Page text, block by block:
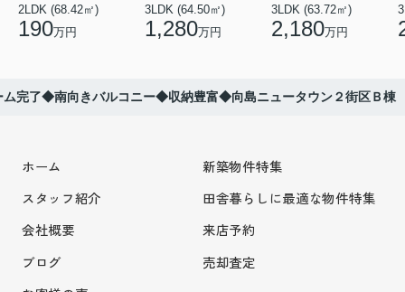
2LDK (68.42㎡)
190万円
3LDK (64.50㎡)
1,280万円
3LDK (63.72㎡)
2,180万円
完了◆南向きバルコニー◆収納豊富◆向島ニュータウン２街区Ｂ棟
ホーム
スタッフ紹介
会社概要
ブログ
新築物件特集
田舎暮らしに最適な物件特集
来店予約
売却査定